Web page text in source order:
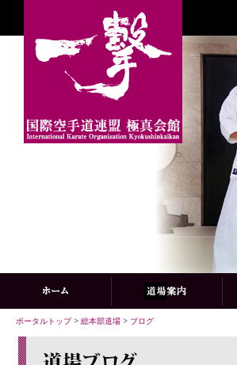
ポータルトップ> 総本部道場 > ブログ